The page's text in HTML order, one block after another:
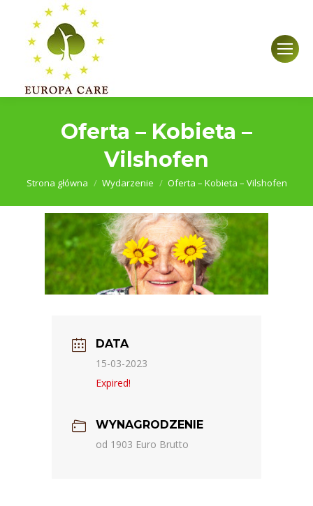
Oferta – Kobieta –
Vilshofen
Jesteś tutaj:
Strona główna Wydarzenie Oferta – Kobieta – Vilshofen
DATA
15-03-2023
Expired!
WYNAGRODZENIE
od 1903 Euro Brutto